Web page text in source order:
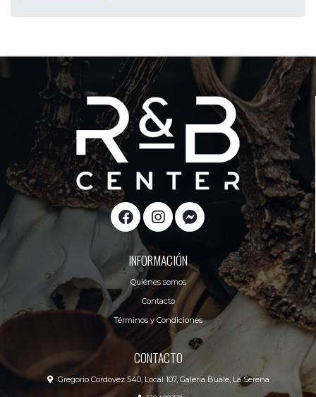
INFORMACIÓN
Quiénes somos
Contacto
Términos y Condiciones
CONTACTO
Gregorio Cordovez 540, Local 107, Galeria Buale, La Serena